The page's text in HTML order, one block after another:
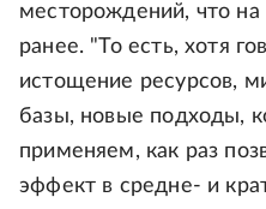
месторождений, что
ранее. "То есть, хотя
истощение ресурсов,
базы, новые подходы,
применяем, как раз
эффект в средне- и